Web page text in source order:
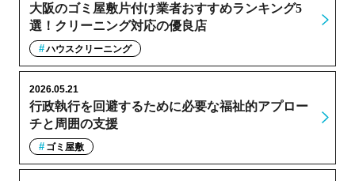
大阪のゴミ屋敷片付け業者おすすめランキング5
選！クリーニング対応の優良店
ハウスクリーニング
行政執行を回避するために必要な福祉的アプロー
チと周囲の支援
2026.05.21
ゴミ屋敷